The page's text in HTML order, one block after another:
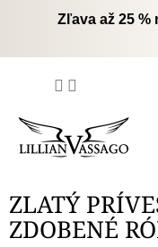
Zľava až 25 %
ZLATÝ
ZDOBENÉ